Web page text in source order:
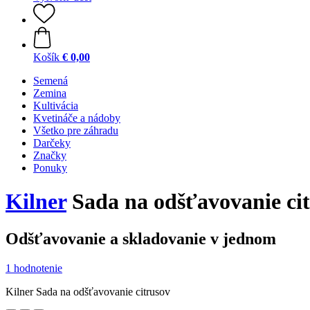
Košík € 0,00
Semená
Zemina
Kultivácia
Kvetináče a nádoby
Všetko pre záhradu
Darčeky
Značky
Ponuky
KilnerSada na odšťavovanie
Odšťavovanie a skladovanie v jednom
1 hodnotenie
Kilner Sada na odšťavovanie citrusov